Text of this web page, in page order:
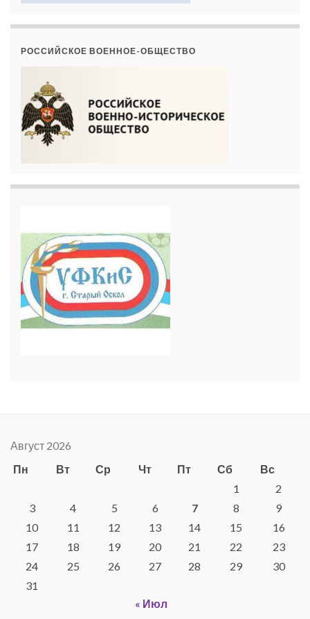
РОССИЙСКОЕ ВОЕННОЕ-ОБЩЕСТВО
Август 2026
Пн
Вт Ср Чт Пт Сб
Вс
1
2
3
4 5 6 7 8
9
10
11 12 13 14 15
16
17
18 19 20 21 22
23
24
25 26 27 28 29
30
31
« Июл